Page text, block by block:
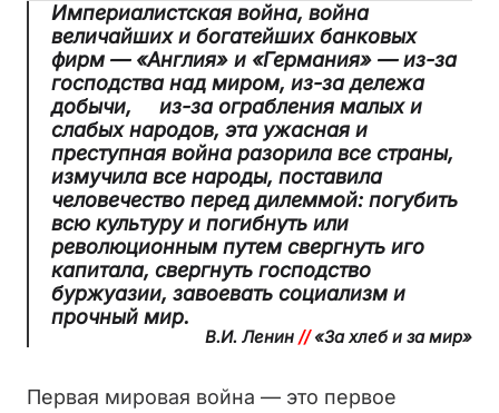
Империалистская война, война
величайших и богатейших банковых
фирм — «Англия» и «Германия» — из-за
господства над миром, из-за дележа
добычи, из-за ограбления малых и
слабых народов, эта ужасная и
преступная война разорила все страны,
измучила все народы, поставила
человечество перед дилеммой: погубить
всю культуру и погибнуть или
революционным путем свергнуть иго
капитала, свергнуть господство
буржуазии, завоевать социализм и
прочный мир.
В.И. Ленин //«За хлеб и за мир»
Первая мировая война — это первое